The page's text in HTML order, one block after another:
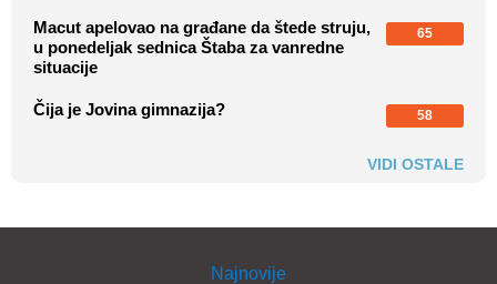
Macut apelovao na građane da štede struju,
u ponedeljak sednica Štaba za vanredne
situacije
65
Čija je Jovina gimnazija? 58
VIDI OSTALE
Najnovije